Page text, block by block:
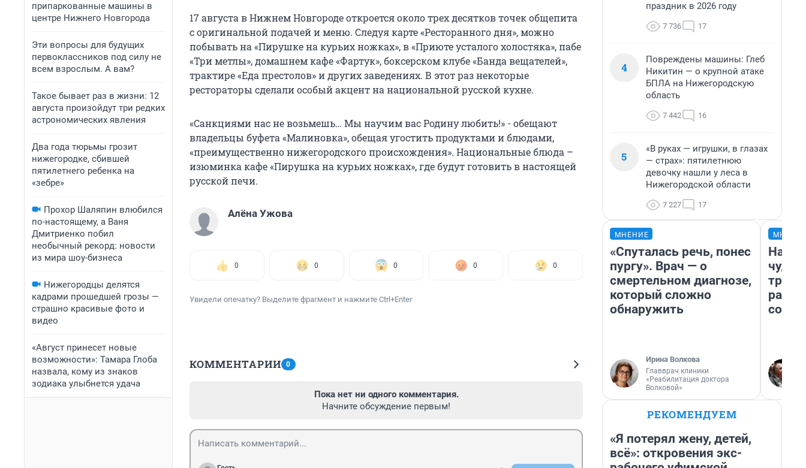
припаркованные машины в
центре Нижнего Новгорода
Эти вопросы для будущих
первоклассников под силу не
всем взрослым. А вам?
Такое бывает раз в жизни: 12
августа произойдут три редких
астрономических явления
Два года тюрьмы грозит
нижегородке, сбившей
пятилетнего ребенка на
«зебре»
Прохор Шаляпин влюбился
по-настоящему, а Ваня
Дмитриенко побил
необычный рекорд: новости
из мира шоу-бизнеса
Нижегородцы делятся
кадрами прошедшей грозы —
страшно красивые фото и
видео
«Август принесет новые
возможности»: Тамара Глоба
назвала, кому из знаков
зодиака улыбнется удача
17 августа в Нижнем Новгороде откроется около трех десятков точек общепита
с оригинальной подачей и меню. Следуя карте «Ресторанного дня», можно
побывать на «Пирушке на курьих ножках», в «Приюте усталого холостяка», пабе
«Три метлы», домашнем кафе «Фартук», боксерском клубе «Банда вещателей»,
трактире «Еда престолов» и других заведениях. В этот раз некоторые
рестораторы сделали особый акцент на национальной русской кухне.
«Санкциями нас не возьмешь… Мы научим вас Родину любить!» - обещают
владельцы буфета «Малиновка», обещая угостить продуктами и блюдами,
«преимущественно нижегородского происхождения». Национальные блюда –
изюминка кафе «Пирушка на курьих ножках», где будут готовить в настоящей
русской печи.
Алёна Ужова
0 0 0 0 0
Увидели опечатку? Выделите фрагмент и нажмите Ctrl+Enter
КОММЕНТАРИИ 0
Пока нет ни одного комментария.
Начните обсуждение первым!
праздник в 2026 году
7 736 17
4
Повреждены машины: Глеб
Никитин — о крупной атаке
БПЛА на Нижегородскую
область
7 442 16
5
«В руках — игрушки, в глазах
— страх»: пятилетнюю
девочку нашли у леса в
Нижегородской области
7 227 17
МНЕНИЕ
«Спуталась речь, понес
пургу». Врач — о
смертельном диагнозе,
который сложно
обнаружить
Ирина Волкова
Главврач клиники
«Реабилитация доктора
Волковой»
РЕКОМЕНДУЕМ
«Я потерял жену, детей,
всё»: откровения экс-